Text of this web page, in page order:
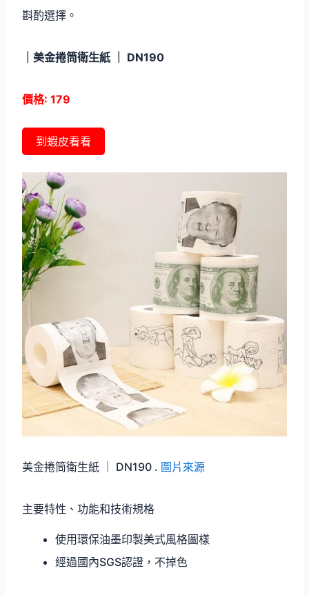
斟酌選擇。
｜美金捲筒衛生紙 ｜ DN190
價格: 179
到蝦皮看看
美金捲筒衛生紙 ｜ DN190 . 圖片來源
主要特性、功能和技術規格
使用環保油墨印製美式風格圖樣
經過國內SGS認證，不掉色